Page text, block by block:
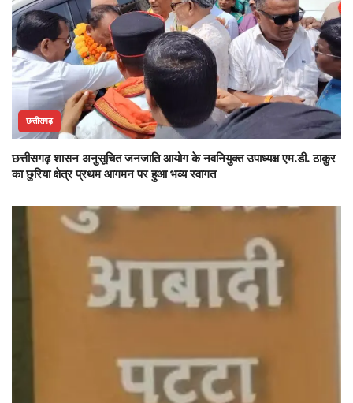
छत्तीसगढ़
छत्तीसगढ़ शासन अनुसूचित जनजाति आयोग के नवनियुक्त उपाध्यक्ष एम.डी. ठाकुर
का छुरिया क्षेत्र प्रथम आगमन पर हुआ भव्य स्वागत